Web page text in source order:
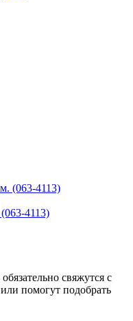
4113)
свяжутся с
помогут подобрать